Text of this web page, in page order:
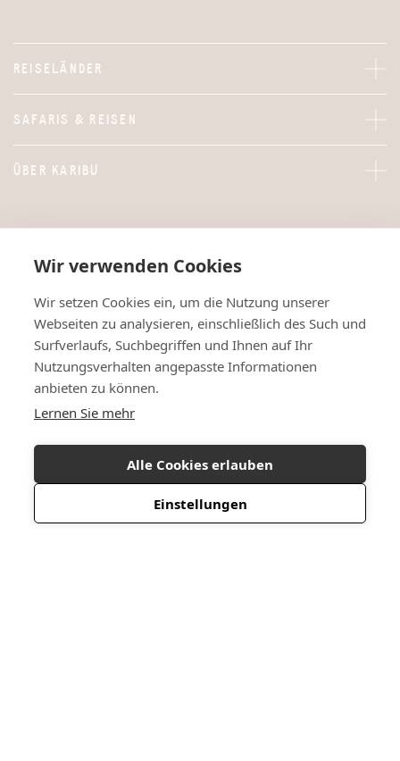
Wir verwenden Cookies
Wir setzen Cookies ein, um die Nutzung unserer
Webseiten zu analysieren, einschließlich des Such und
Surfverlaufs, Suchbegriffen und Ihnen auf Ihr
Nutzungsverhalten angepasste Informationen
anbieten zu können.
Lernen Sie mehr
Alle Cookies erlauben
Einstellungen
REISELÄNDER
SAFARIS & REISEN
ÜBER KARIBU